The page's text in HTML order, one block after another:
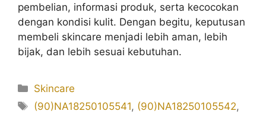
pembelian, informasi produk, serta kecocokan
dengan kondisi kulit. Dengan begitu, keputusan
membeli skincare menjadi lebih aman, lebih
bijak, dan lebih sesuai kebutuhan.
Kategori
Skincare
Tag
(90)NA18250105541, (90)NA18250105542,